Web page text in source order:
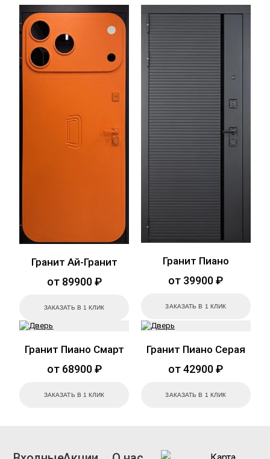
Гранит Ай-Гранит
от 89900 ₽
ЗАКАЗАТЬ В 1 КЛИК
Гранит Пиано
от 39900 ₽
ЗАКАЗАТЬ В 1 КЛИК
Гранит Пиано Смарт
от 68900 ₽
ЗАКАЗАТЬ В 1 КЛИК
Гранит Пиано Серая
от 42900 ₽
ЗАКАЗАТЬ В 1 КЛИК